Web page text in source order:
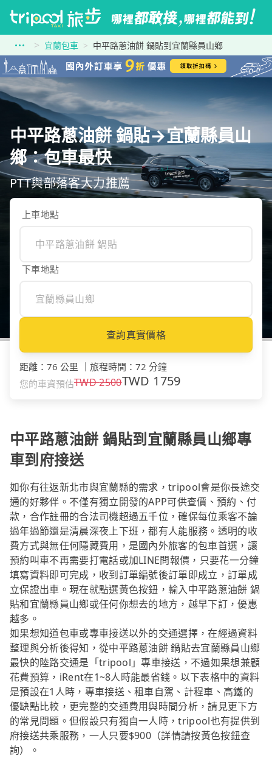
宜蘭包車 中平路蔥油餅 鍋貼到宜蘭縣員山鄉
中平路蔥油餅 鍋貼→宜蘭縣員山
鄉：包車最快
PTT與部落客大力推薦
上車地點
下車地點
查詢真實價格
距離 ： 76 公里 旅程時間 ： 72 分鐘
您的車資預估TWD2500TWD 1759
中平路蔥油餅 鍋貼到宜蘭縣員山鄉專
車到府接送
如你有往返新北市與宜蘭縣的需求，tripool會是你長途交
通的好夥伴。不僅有獨立開發的APP可供查價、預約、付
款，合作註冊的合法司機超過五千位，確保每位乘客不論
過年過節還是清晨深夜上下班，都有人能服務。透明的收
費方式與無任何隱藏費用，是國內外旅客的包車首選，讓
預約叫車不再需要打電話或加LINE問報價，只要花一分鐘
填寫資料即可完成，收到訂單編號後訂單即成立，訂單成
立保證出車。現在就點選黃色按鈕，輸入中平路蔥油餅 鍋
貼和宜蘭縣員山鄉或任何你想去的地方，越早下訂，優惠
越多。
如果想知道包車或專車接送以外的交通選擇，在經過資料
整理與分析後得知，從中平路蔥油餅 鍋貼去宜蘭縣員山鄉
最快的陸路交通是「tripool」專車接送，不過如果想兼顧
花費預算，iRent在1~8人時能最省錢。以下表格中的資料
是預設在1人時，專車接送、租車自駕、計程車、高鐵的
優缺點比較，更完整的交通費用與時間分析，請見更下方
的常見問題。但假設只有獨自一人時，tripool也有提供到
府接送共乘服務，一人只要$900（詳情請按黃色按鈕查
詢）。